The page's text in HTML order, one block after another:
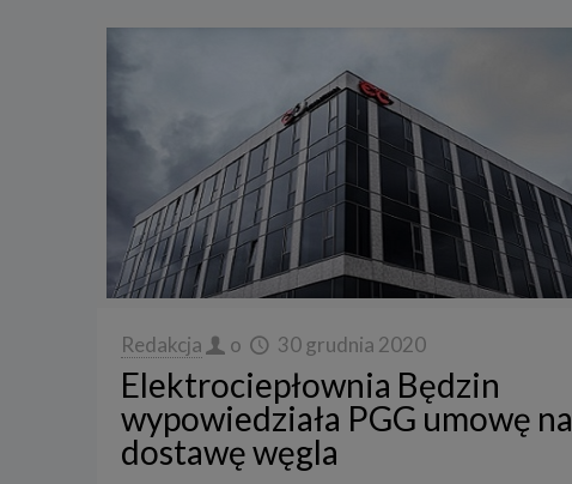
Redakcja o 30 grudnia 2020
Elektrociepłownia Będzin
wypowiedziała PGG umowę na
dostawę węgla